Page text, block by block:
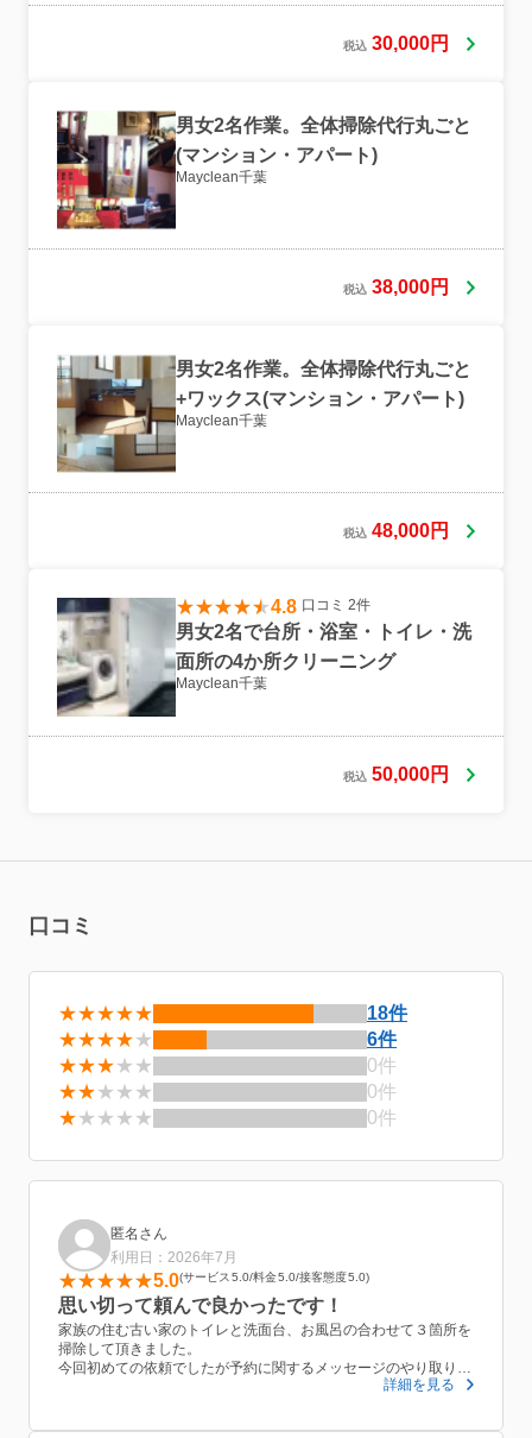
税込 30,000円
男女2名作業。全体掃除代行丸ごと
(マンション・アパート)
Mayclean千葉
税込 38,000円
男女2名作業。全体掃除代行丸ごと
+ワックス(マンション・アパート)
Mayclean千葉
税込 48,000円
4.8 口コミ 2件
男女2名で台所・浴室・トイレ・洗
面所の4か所クリーニング
Mayclean千葉
税込 50,000円
口コミ
★★★★★
18件
★★★★★
6件
★★★★★
0件
★★★★★
0件
★★★★★ 0件
匿名さん
利用日：2026年7月
5.0 サービス 5.0 料金5.0 接客態度5.0
思い切って頼んで良かったです！
家族の住む古い家のトイレと洗面台、お風呂の合わせて３箇所を
掃除して頂きました。
今回初めての依頼でしたが予約に関するメッセージのやり取りも
丁寧でしたし、当日作業しに来てくれたお二人も暑い中黙々と作
詳細を見る